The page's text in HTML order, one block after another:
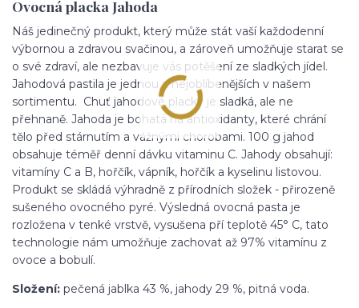
Ovocná placka Jahoda
Náš jedinečný produkt, který může stát vaší každodenní
výbornou a zdravou svačinou, a zároveň umožňuje starat se
o své zdraví, ale nezbavuje vás potěšení ze sladkých jídel.
Jahodová pastila je jednou z nejoblíbenějších v našem
sortimentu. Chuť jahodové placky je sladká, ale ne
přehnaně. Jahoda je bohatá na antioxidanty, které chrání
tělo před stárnutím a vážnými chorobami. 100 g jahod
obsahuje téměř denní dávku vitaminu C. Jahody obsahují:
vitamíny C a B, hořčík, vápník, hořčík a kyselinu listovou.
Produkt se skládá výhradně z přírodních složek - přirozeně
sušeného ovocného pyré. Výsledná ovocná pasta je
rozložena v tenké vrstvě, vysušena pří teplotě 45° C, tato
technologie nám umožňuje zachovat až 97% vitamínu z
ovoce a bobulí.
Složení: pečená jablka 43 %, jahody 29 %, pitná voda.